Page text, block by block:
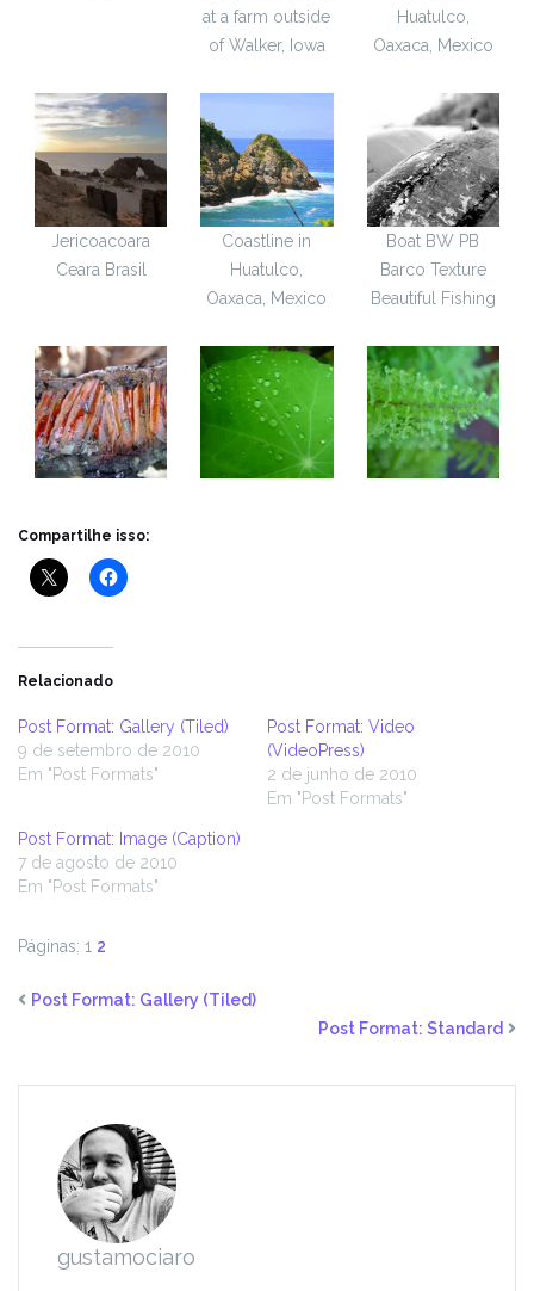
at a farm outside
of Walker, Iowa
Huatulco,
Oaxaca, Mexico
Jericoacoara
Ceara Brasil
Coastline in
Huatulco,
Oaxaca, Mexico
Boat BW PB
Barco Texture
Beautiful Fishing
Compartilhe isso:
Relacionado
Post Format: Gallery (Tiled)
9 de setembro de 2010
Em "Post Formats"
Post Format: Video
(VideoPress)
2 de junho de 2010
Em "Post Formats"
Post Format: Image (Caption)
7 de agosto de 2010
Em "Post Formats"
Páginas: 1 2
Post Format: Gallery (Tiled)
Post Format: Standard
gustamociaro